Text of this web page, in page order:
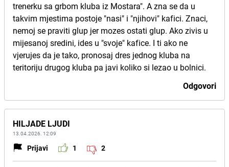
trenerku sa grbom kluba iz Mostara". A zna se da u
takvim mjestima postoje "nasi" i "njihovi" kafici. Znaci,
nemoj se praviti glup jer mozes ostati glup. Ako zivis u
mijesanoj sredini, ides u "svoje" kafice. I ti ako ne
vjerujes da je tako, pronosaj dres jednog kluba na
teritoriju drugog kluba pa javi koliko si lezao u bolnici.
Odgovori
HILJADE LJUDI
13.04.2026. 12:09
Prijavi 1 2